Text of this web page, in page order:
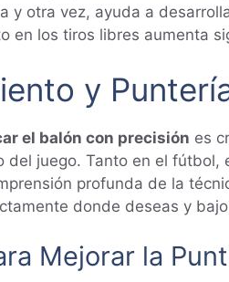
y otra vez, ayuda a
en los tiros libres aumenta
y
el balón con precisión es
del juego. Tanto en el
profunda de la
donde deseas y
Mejorar la